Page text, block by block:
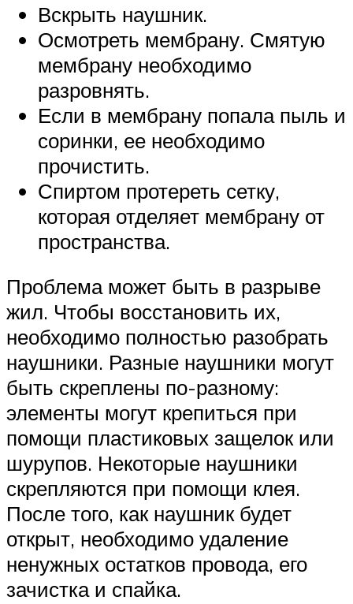
Вскрыть наушник.
Осмотреть мембрану. Смятую
мембрану необходимо
разровнять.
Если в мембрану попала пыль и
соринки, ее необходимо
прочистить.
Спиртом протереть сетку,
которая отделяет мембрану от
пространства.
Проблема может быть в разрыве
жил. Чтобы восстановить их,
необходимо полностью разобрать
наушники. Разные наушники могут
быть скреплены по-разному:
элементы могут крепиться при
помощи пластиковых защелок или
шурупов. Некоторые наушники
скрепляются при помощи клея.
После того, как наушник будет
открыт, необходимо удаление
ненужных остатков провода, его
зачистка и спайка.